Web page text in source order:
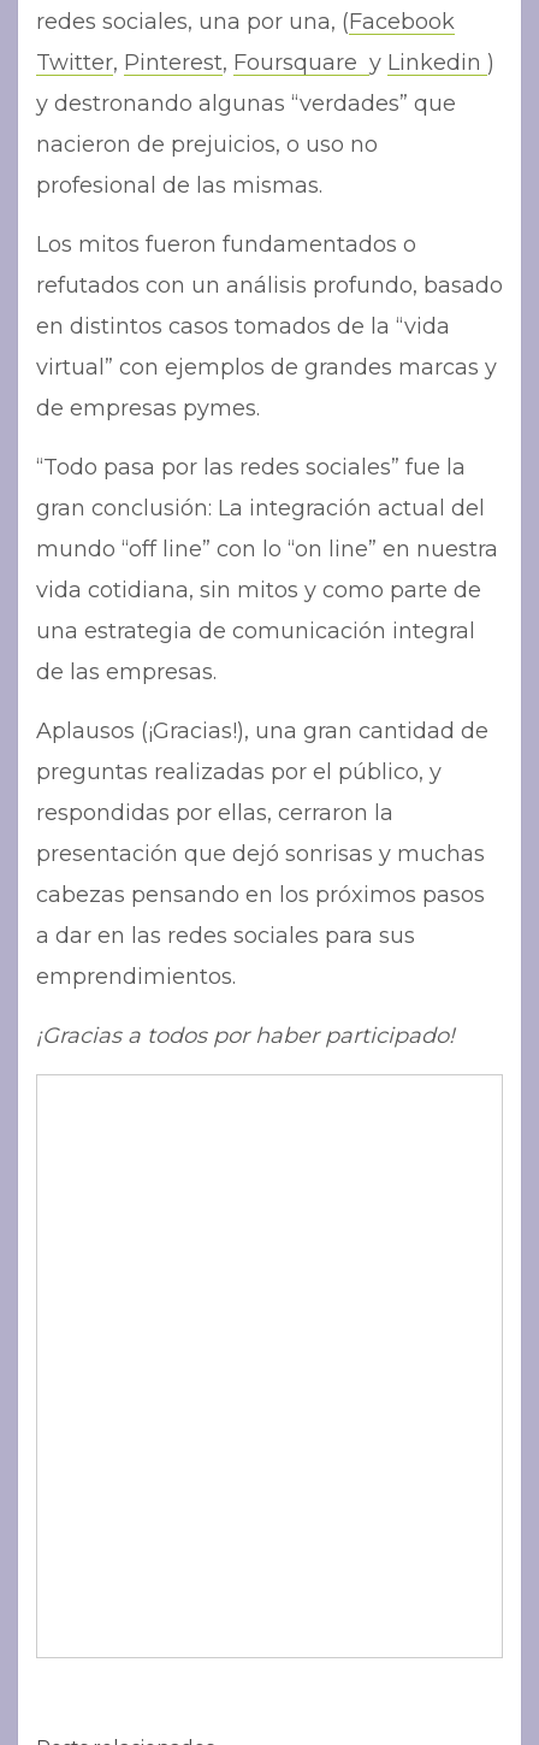
redes sociales, una por una, (Facebook
Twitter, Pinterest, Foursquare y Linkedin )
y destronando algunas “verdades” que
nacieron de prejuicios, o uso no
profesional de las mismas.
Los mitos fueron fundamentados o
refutados con un análisis profundo, basado
en distintos casos tomados de la “vida
virtual” con ejemplos de grandes marcas y
de empresas pymes.
“Todo pasa por las redes sociales” fue la
gran conclusión: La integración actual del
mundo “off line” con lo “on line” en nuestra
vida cotidiana, sin mitos y como parte de
una estrategia de comunicación integral
de las empresas.
Aplausos (¡Gracias!), una gran cantidad de
preguntas realizadas por el público, y
respondidas por ellas, cerraron la
presentación que dejó sonrisas y muchas
cabezas pensando en los próximos pasos
a dar en las redes sociales para sus
emprendimientos.
¡Gracias a todos por haber participado!